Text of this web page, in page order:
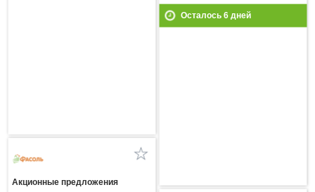
Осталось 6дней
Акционные предложения